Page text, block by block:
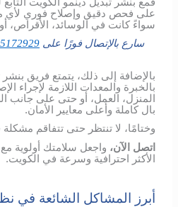
على فحص دقيق وإصلاح فوري لأي
سواءً كانت في الوسائد، الأقراص،
سارع بالإتصال فورًا على
بالإضافة إلى ذلك، يتمتع فريق بنشر
بالخبرة والمعدات اللازمة لإجراء
المنزل، العمل، أو حتى على
بال كاملة وأعلى معايير الأمان.
وختامًا، لا تنتظر حتى تتفاقم
اتصل الآن، واجعل سلامتك أولوية
الأكثر احترافية وسرعة في الكويت.
أبرز المشاكل الشائعة في